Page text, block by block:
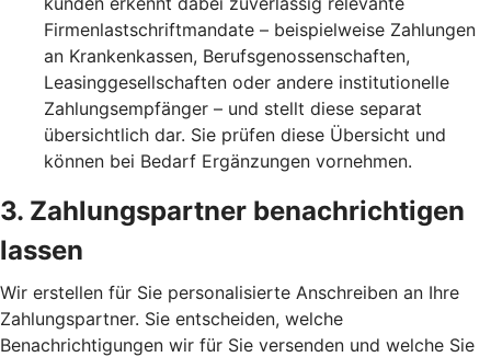
Firmenlastschriftmandate – beispielweise Zahlungen
an Krankenkassen, Berufsgenossenschaften,
Leasinggesellschaften oder andere institutionelle
Zahlungsempfänger – und stellt diese separat
übersichtlich dar. Sie prüfen diese Übersicht und
können bei Bedarf Ergänzungen vornehmen.
3. Zahlungspartner benachrichtigen
lassen
Wir erstellen für Sie personalisierte Anschreiben an Ihre
Zahlungspartner. Sie entscheiden, welche
Benachrichtigungen wir für Sie versenden und welche Sie